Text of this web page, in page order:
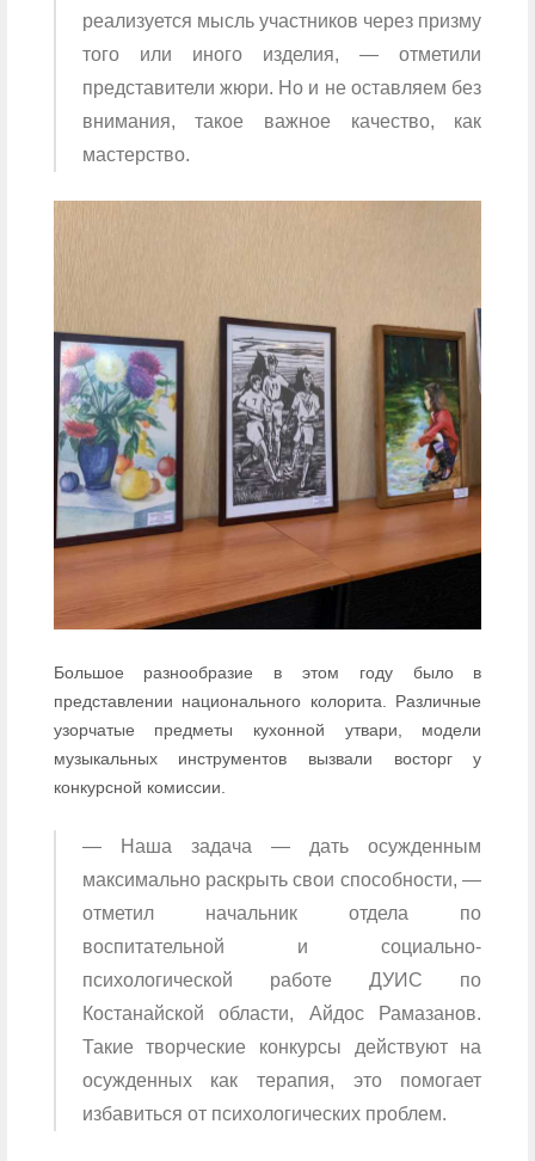
реализуется мысль участников через призму
того или иного изделия, — отметили
представители жюри. Но и не оставляем без
внимания, такое важное качество, как
мастерство.
Большое разнообразие в этом году было в
представлении национального колорита. Различные
узорчатые предметы кухонной утвари, модели
музыкальных инструментов вызвали восторг у
конкурсной комиссии.
— Наша задача — дать осужденным
максимально раскрыть свои способности, —
отметил начальник отдела по
воспитательной и социально-
психологической работе ДУИС по
Костанайской области, Айдос Рамазанов.
Такие творческие конкурсы действуют на
осужденных как терапия, это помогает
избавиться от психологических проблем.